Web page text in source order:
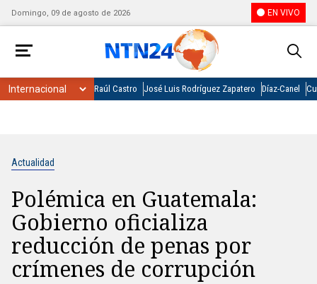
Domingo, 09 de agosto de 2026 EN VIVO
Raúl Castro José Luis Rodríguez Zapatero Díaz-Canel
Actualidad
Polémica en Guatemala:
Gobierno oficializa
reducción de penas por
crímenes de corrupción